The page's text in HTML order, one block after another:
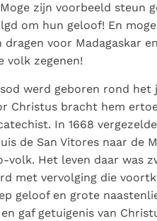
zijn voorbeeld steun
om hun geloof! En
dragen voor Madagaskar
volk zegenen!
werd geboren rond het
Christus bracht hem
In 1668
de San Vitores naar de
volk. Het leven daar was
met vervolging die
geloof en grote
gaf getuigenis van